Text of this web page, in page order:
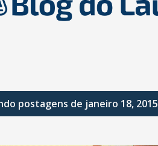
postagens de janeiro 18, 2015